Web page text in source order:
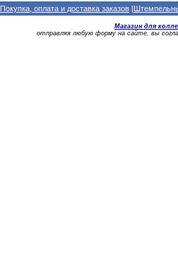
Покупка, оплата и доставка заказов |
Магазин для
отправляя любую форму на сайте, вы